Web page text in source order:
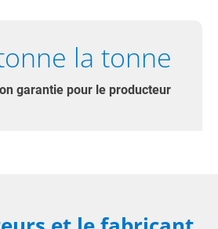
la tonne
garantie pour le producteur